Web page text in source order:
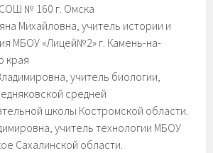
№ 160 г. Омска
Михайловна, учитель истории и
МБОУ «Лицей№2» г. Камень-на-
края
учитель биологии,
средней
школы Костромской области.
учитель технологии МБОУ
Сахалинской области.